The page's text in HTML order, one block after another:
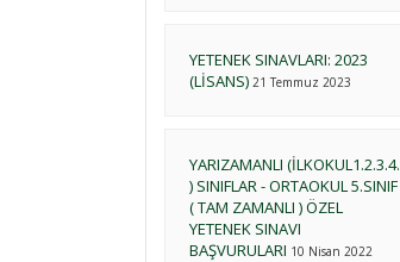
YETENEK SINAVLARI: 2023
(LİSANS) 21 Temmuz 2023
YARIZAMANLI (İLKOKUL1.2.3.4.
) SINIFLAR - ORTAOKUL 5.SINIF
( TAM ZAMANLI ) ÖZEL
YETENEK SINAVI
BAŞVURULARI 10 Nisan 2022